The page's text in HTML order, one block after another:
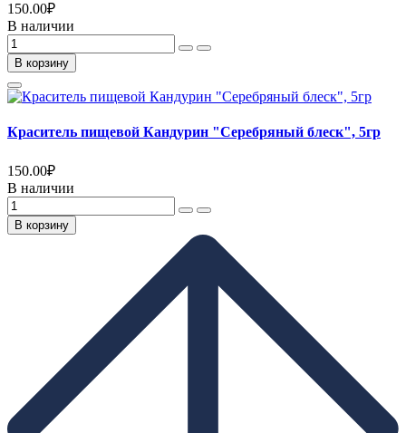
150.00₽
В наличии
В корзину
Краситель пищевой Кандурин "Серебряный блеск", 5гр
150.00₽
В наличии
В корзину